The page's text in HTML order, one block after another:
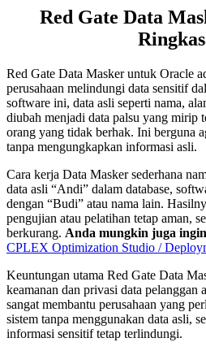
Red Gate Data
Red Gate Data Masker untuk Oracle
perusahaan melindungi data sensitif
software ini, data asli seperti nama,
diubah menjadi data palsu yang mirip
orang yang tidak berhak. Ini berguna
tanpa mengungkapkan informasi asli.
Cara kerja Data Masker sederhana
data asli “Andi” dalam database,
dengan “Budi” atau nama lain.
pengujian atau pelatihan tetap aman,
berkurang. Anda mungkin juga
CPLEX Optimization Studio /
Keuntungan utama Red Gate Data
keamanan dan privasi data pelanggan
sangat membantu perusahaan yang
sistem tanpa menggunakan data asli,
informasi sensitif tetap terlindungi.